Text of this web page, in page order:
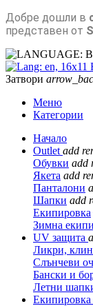
Добре дошли в
представен от
Затвори
Меню
Категории
Начало
Outlet add
Обувки add
Якета add
Панталони
Шапки add
Екипировка
Зимна
UV защита
Ликри,
Слънчеви
Бански и
Летни